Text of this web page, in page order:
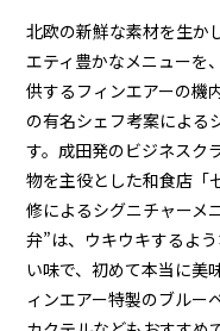
北欧の新鮮な素材を生か
エティ豊かなメニューを
供するフィンエアーの機
の有名シェフ考案による
す。成田発のビジネスク
物を主役とした和食店「
修によるシグニチャーメ
弁”は、ウキウキするよ
い味で、初めて本当に美
ィンエアー特製のブルー